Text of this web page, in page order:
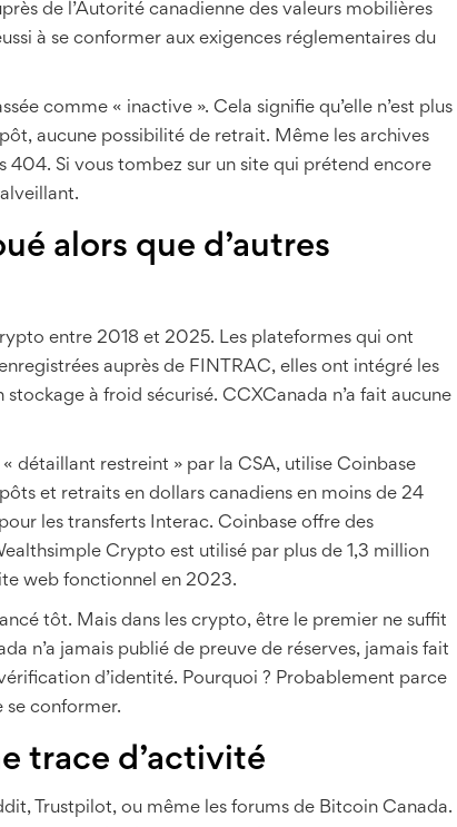
de l’Autorité canadienne des valeurs mobilières
à se conformer aux exigences réglementaires du
comme « inactive ». Cela signifie qu’elle n’est plus
aucune possibilité de retrait. Même les archives
404. Si vous tombez sur un site qui prétend encore
alors que d’autres
entre 2018 et 2025. Les plateformes qui ont
auprès de FINTRAC, elles ont intégré les
à froid sécurisé. CCXCanada n’a fait aucune
détaillant restreint » par la CSA, utilise Coinbase
et retraits en dollars canadiens en moins de 24
les transferts Interac. Coinbase offre des
Crypto est utilisé par plus de 1,3 million
web fonctionnel en 2023.
tôt. Mais dans les crypto, être le premier ne suffit
n’a jamais publié de preuve de réserves, jamais fait
d’identité. Pourquoi ? Probablement parce
se conformer.
trace d’activité
Trustpilot, ou même les forums de Bitcoin Canada.